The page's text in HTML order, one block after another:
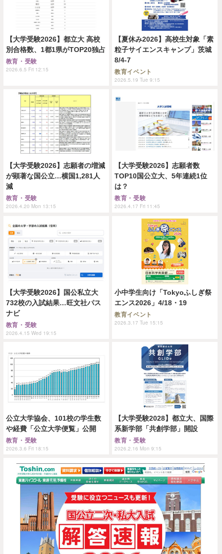
【大学受験2026】都立大 高校
別合格数、1都1県がTOP20独占
教育・受験
2026.6.5 Fri 12:15
【夏休み2026】高校生対象「素
粒子サイエンスキャンプ」茨城
8/4-7
教育イベント
2026.5.19 Tue 9:15
【大学受験2026】志願者の増減
が顕著な国公立…横国1,281人
減
教育・受験
2026.4.20 Mon 13:15
【大学受験2026】志願者数
TOP10国公立大、5年連続1位
は？
教育・受験
2026.4.17 Fri 11:45
【大学受験2026】国公私立大
732校の入試結果…旺文社パス
ナビ
教育・受験
2026.4.15 Wed 19:15
小中学生向け「Tokyoふしぎ祭
エンス2026」4/18・19
教育イベント
2026.3.17 Tue 15:15
公立大学協会、101校の学生数
や経費「公立大学便覧」公開
教育・受験
2026.3.6 Fri 18:15
【大学受験2028】都立大、国際
系新学部「共創学部」開設
教育・受験
2026.2.16 Mon 9:15